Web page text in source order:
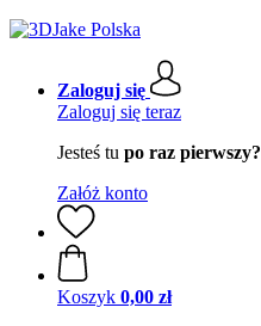
Zaloguj się
Zaloguj się teraz
Jesteś tu po raz pierwszy?
Załóż konto
Koszyk 0,00 zł